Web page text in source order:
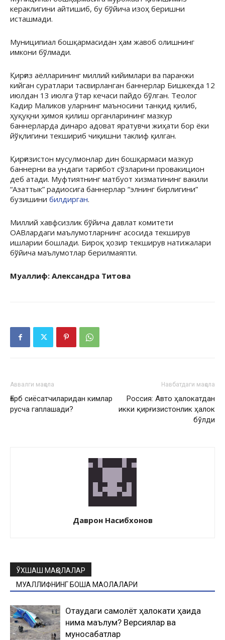
кераклигини айтишиб, бу бўйича изоҳ беришни
исташмади.
Муниципиал бошқармасидан ҳам жавоб олишнинг
имкони бўлмади.
Қирғиз аёлларининг миллий кийимлари ва паранжи
кийган суратлари тасвирланган баннерлар Бишкекда 12
июлдан 13 июлга ўтар кечаси пайдо бўлган. Теолог
Кадир Маликов уларнинг маъносини танқид қилиб,
ҳуқуқни ҳимоя қилиш органларининг мазкур
баннерларда динаро адоват яратувчи жиҳати бор ёки
йўқлигини текшириб чиқишни таклиф қилган.
Қирғизистон мусулмонлар дин бошқармаси мазкур
баннерни ва ундаги тарғибот сўзларини провакицион
деб атади. Муфтиятнинг матбуот хизматининг вакили
“Азаттык” радиосига баннерлар “элнинг бирлигини”
бузишини билдирган.
Миллий хавфсизлик бўйича давлат комитети
ОАВлардаги маълумотларнинг асосида текширув
ишларии бошлади. Бироқ ҳозир текширув натижалари
бўйича маълумотлар берилмаяпти.
Муаллиф: Александра Титова
Аввалги мақола
Ғарб сиёсатчиларидан кимлар
русча гаплашади?
Навбатдаги мақола
Россия: Авто ҳалокатдан
икки қирғизистонлик ҳалок
бўлди
Даврон Насибхонов
ЎХШАШ МАҚОЛАЛАР
МУАЛЛИФНИНГ БОШҚА МАҚОЛАЛАРИ
Оқтаудаги самолёт ҳалокати ҳақида
нима маълум? Версиялар ва
муносабатлар